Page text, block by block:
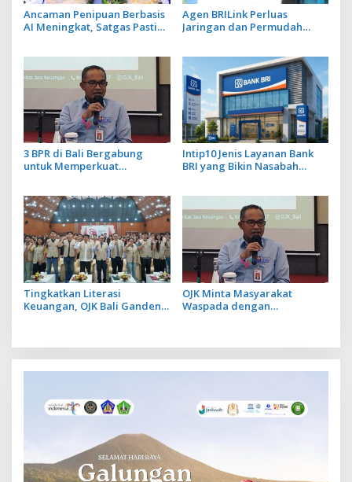
Ancaman Penipuan Berbasis
AI Meningkat, Satgas Pasti
Agen BRILink Perluas
Jaringan dan Permudah
3 BPR di Bali Bergabung
untuk Memperkuat
Intip10 Jenis Layanan Bank
BRI yang Bikin Nasabah
Tingkatkan Literasi
Keuangan, OJK Bali Gandeng
OJK Minta Masyarakat
Waspada dengan